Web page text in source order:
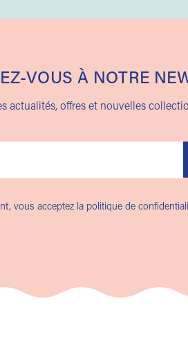
VOUS À NOTRE
actualités, offres et nouvelles
vous acceptez la politique de